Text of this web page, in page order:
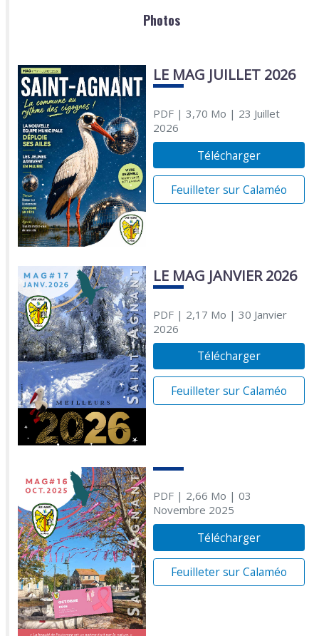
Photos
LE MAG JUILLET 2026
PDF| 3,70 Mo | 23 Juillet
2026
Télécharger
Feuilleter sur Calaméo
LE MAG JANVIER 2026
PDF| 2,17 Mo | 30 Janvier
2026
Télécharger
Feuilleter sur Calaméo
PDF| 2,66 Mo | 03
Novembre 2025
Télécharger
Feuilleter sur Calaméo